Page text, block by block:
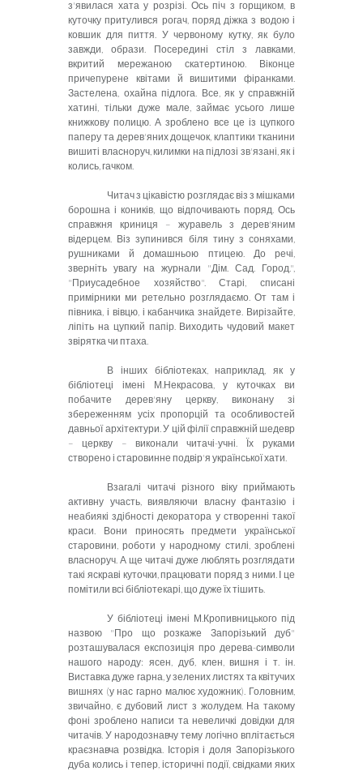
з'явилася хата у розрізі. Ось піч з горщиком, в
куточку притулився рогач, поряд діжка з водою і
ковшик для пиття. У червоному кутку, як було
завжди, образи. Посередині стіл з лавками,
вкритий мережаною скатертиною. Віконце
причепурене квітами й вишитими фіранками.
Застелена, охайна підлога. Все, як у справжній
хатині, тільки дуже мале, займає усього лише
книжкову полицю. А зроблено все це із цупкого
паперу та дерев'яних дощечок, клаптики тканини
вишиті власноруч, килимки на підлозі зв'язані, як і
колись, гачком.
Читач з цікавістю розглядає віз з мішками
борошна і коників, що відпочивають поряд. Ось
справжня криниця – журавель з дерев'яним
відерцем. Віз зупинився біля тину з соняхами,
рушниками й домашньою птицею. До речі,
зверніть увагу на журнали "Дім. Сад. Город.",
"Приусадебное хозяйство". Старі, списані
примірники ми ретельно розглядаємо. От там і
півника, і вівцю, і кабанчика знайдете. Вирізайте,
ліпіть на цупкий папір. Виходить чудовий макет
звірятка чи птаха.
В інших бібліотеках, наприклад, як у
бібліотеці імені М.Некрасова, у куточках ви
побачите дерев'яну церкву, виконану зі
збереженням усіх пропорцій та особливостей
давньої архітектури. У цій філії справжній шедевр
– церкву – виконали читачі-учні. Їх руками
створено і старовинне подвір'я української хати.
Взагалі читачі різного віку приймають
активну участь, виявляючи власну фантазію і
неабиякі здібності декоратора у створенні такої
краси. Вони приносять предмети української
старовини, роботи у народному стилі, зроблені
власноруч. А ще читачі дуже люблять розглядати
такі яскраві куточки, працювати поряд з ними. І це
помітили всі бібліотекарі, що дуже їх тішить.
У бібліотеці імені М.Кропивницького під
назвою "Про що розкаже Запорізький дуб"
розташувалася експозиція про дерева-символи
нашого народу: ясен, дуб, клен, вишня і т. ін.
Виставка дуже гарна, у зелених листях та квітучих
вишнях (у нас гарно малює художник). Головним,
звичайно, є дубовий лист з жолудем. На такому
фоні зроблено написи та невеличкі довідки для
читачів. У народознавчу тему логічно вплітається
краєзнавча розвідка. Історія і доля Запорізького
дуба колись і тепер, історичні події, свідками яких